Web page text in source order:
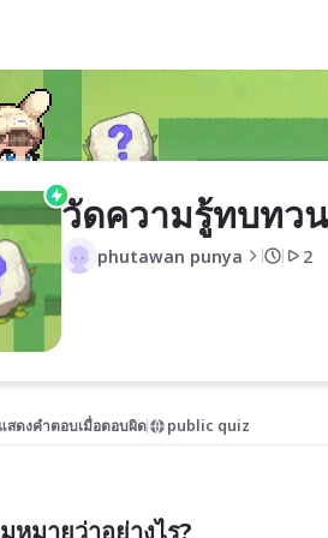
วัดความรู้ทบทว
phutawan punya 2
แสดงคำตอบเมื่อตอบผิด public quiz
หมายว่าอย่างไร?